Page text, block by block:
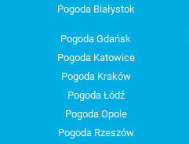
Pogoda Białystok
Pogoda Gdańsk
Pogoda Katowice
Pogoda Kraków
Pogoda Łódź
Pogoda Opole
Pogoda Rzeszów